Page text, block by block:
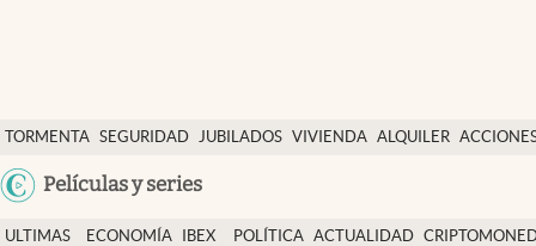
TORMENTA SEGURIDAD JUBILADOS VIVIENDA ALQUILER
Películas y series
Economía y finanzas
Política
Actualidad
ULTIMAS
ECONOMÍA
IBEX
POLÍTICA ACTUALIDAD